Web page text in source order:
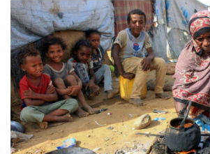
Evacuaciones y vuelos cancelados en
Dolphin
Al menos cinco muertos en Ucrania y
ataques cruzados
Irán afirma que Ormuz seguirá bloqueado
acepte "todas" sus condiciones
La fiebre del oro transforma vidas y
Irán plantea condiciones para la